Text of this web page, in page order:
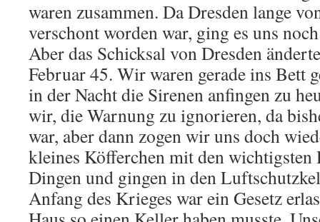
waren zusammen. Da Dresden lange
verschont worden war, ging es uns
Aber das Schicksal von Dresden
Februar 45. Wir waren gerade ins Bett
in der Nacht die Sirenen anfingen zu
wir, die Warnung zu ignorieren, da
war, aber dann zogen wir uns doch
kleines Köfferchen mit den wichtigsten
Dingen und gingen in den
Anfang des Krieges war ein Gesetz